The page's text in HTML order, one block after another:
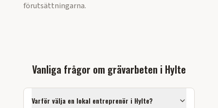
förutsättningarna.
Vanliga frågor om grävarbeten i Hylte
Varför välja en lokal entreprenör i Hylte?